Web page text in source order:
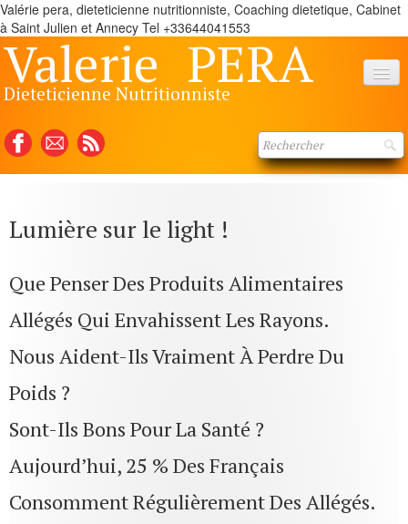
Valérie pera, dieteticienne nutritionniste, Coaching dietetique, Cabinet
à Saint Julien et Annecy Tel +33644041553
Valerie PERA
Dieteticienne Nutritionniste
Accueil
Qui suis-je ?
contacts
Articles dèjà parus
Lumière sur le light !
Que Penser Des Produits Alimentaires
Allégés Qui Envahissent Les Rayons.
Nous Aident-Ils Vraiment À Perdre Du
Poids ?
Sont-Ils Bons Pour La Santé ?
Aujourd’hui, 25 % Des Français
Consomment Régulièrement Des Allégés.